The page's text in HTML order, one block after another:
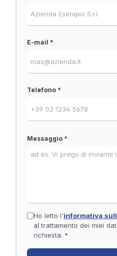
E-mail *
Telefono *
Messaggio *
Ho letto l'informativa
al trattamento dei miei
richiesta. *